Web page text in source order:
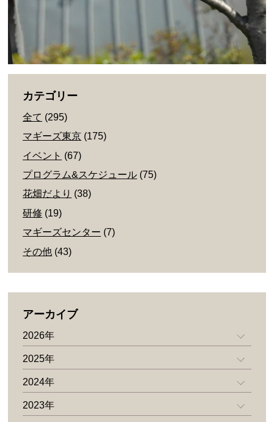
カテゴリー
全て (295)
マギーズ東京 (175)
イベント (67)
プログラム&スケジュール (75)
花畑だより (38)
研修 (19)
マギーズセンター (7)
その他 (43)
アーカイブ
2026年
2025年
2024年
2023年